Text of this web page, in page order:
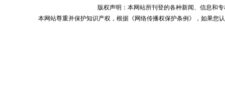
版权声明：本网站所刊登的各种新闻、信息和
本网站尊重并保护知识产权，根据《网络传播权保护条例》，如果您